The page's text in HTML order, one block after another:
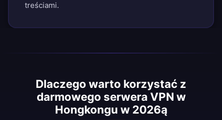
treściami.
Dlaczego warto korzystać z
darmowego serwera VPN w
Hongkongu w 2026ą